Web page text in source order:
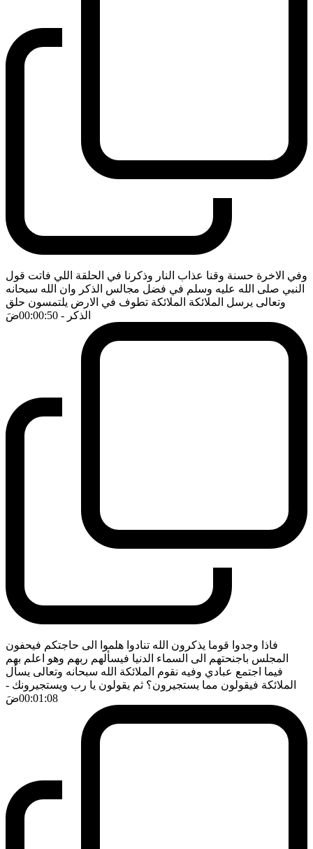
وفي الاخرة حسنة وقنا عذاب النار وذكرنا في الحلقة اللي فاتت قول
النبي صلى الله عليه وسلم في فضل مجالس الذكر وان الله سبحانه
وتعالى يرسل الملائكة الملائكة تطوف في الارض يلتمسون حلق
الذكر - 00:00:50 ضَ
فاذا وجدوا قوما يذكرون الله تنادوا هلموا الى حاجتكم فيحفون
المجلس باجنحتهم الى السماء الدنيا فيسألهم ربهم وهو اعلم بهم
فيما اجتمع عبادي وفيه نقوم الملائكة الله سبحانه وتعالى يسأل
الملائكة فيقولون مما يستجيرون؟ ثم يقولون يا رب ويستجيرونك -
00:01:08ضَ